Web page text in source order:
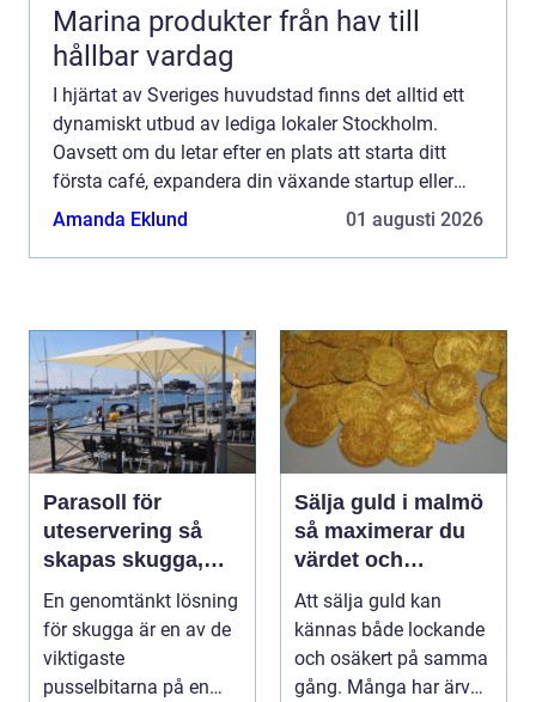
Marina produkter från hav till
hållbar vardag
I hjärtat av Sveriges huvudstad finns det alltid ett
dynamiskt utbud av lediga lokaler Stockholm.
Oavsett om du letar efter en plats att starta ditt
första café, expandera din växande startup eller
bygga ett storföretag, s&...
Amanda Eklund 01 augusti 2026
Parasoll för
uteservering så
skapas skugga,
komfort och
lönsamma platser
En genomtänkt lösning
för skugga är en av de
viktigaste
pusselbitarna på en
Sälja guld i malmö
så maximerar du
värdet och
tryggheten
Att sälja guld kan
kännas både lockande
och osäkert på samma
gång. Många har ärvda